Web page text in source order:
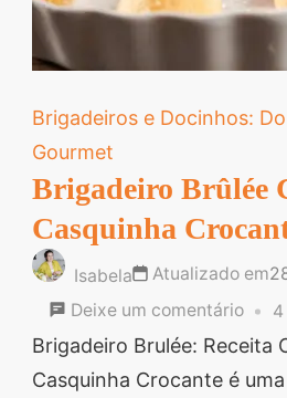
Brigadeiros e Docinhos:
Gourmet
Brigadeiro Brûlée
Casquinha
Isabela Atualizado em
Deixe um comentárioem
Brigadeiro Brulée: Receita
Casquinha Crocante é